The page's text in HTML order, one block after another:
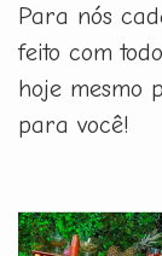
Para nós
feito com
hoje mesmo
para você!